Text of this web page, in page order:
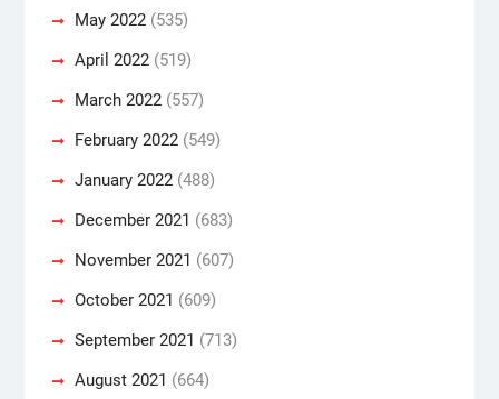
May 2022(535)
April 2022(519)
March 2022(557)
February 2022(549)
January 2022(488)
December 2021 (683)
November 2021 (607)
October 2021 (609)
September 2021 (713)
August 2021 (664)